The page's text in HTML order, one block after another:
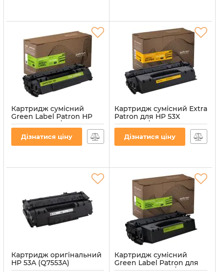
Картридж сумісний
Green Label Patron HP
53A (Q7553A) / Canon 715
Black
Артикул: PN-53AGL
Дізнатися ціну
Картридж сумісний Extra
Patron для HP 53X
(Q7553X) / Canon 715H
Black
Артикул: PN-53XR
Дізнатися ціну
Картридж оригінальний
HP 53A (Q7553A)
Картридж сумісний
Green Label Patron для